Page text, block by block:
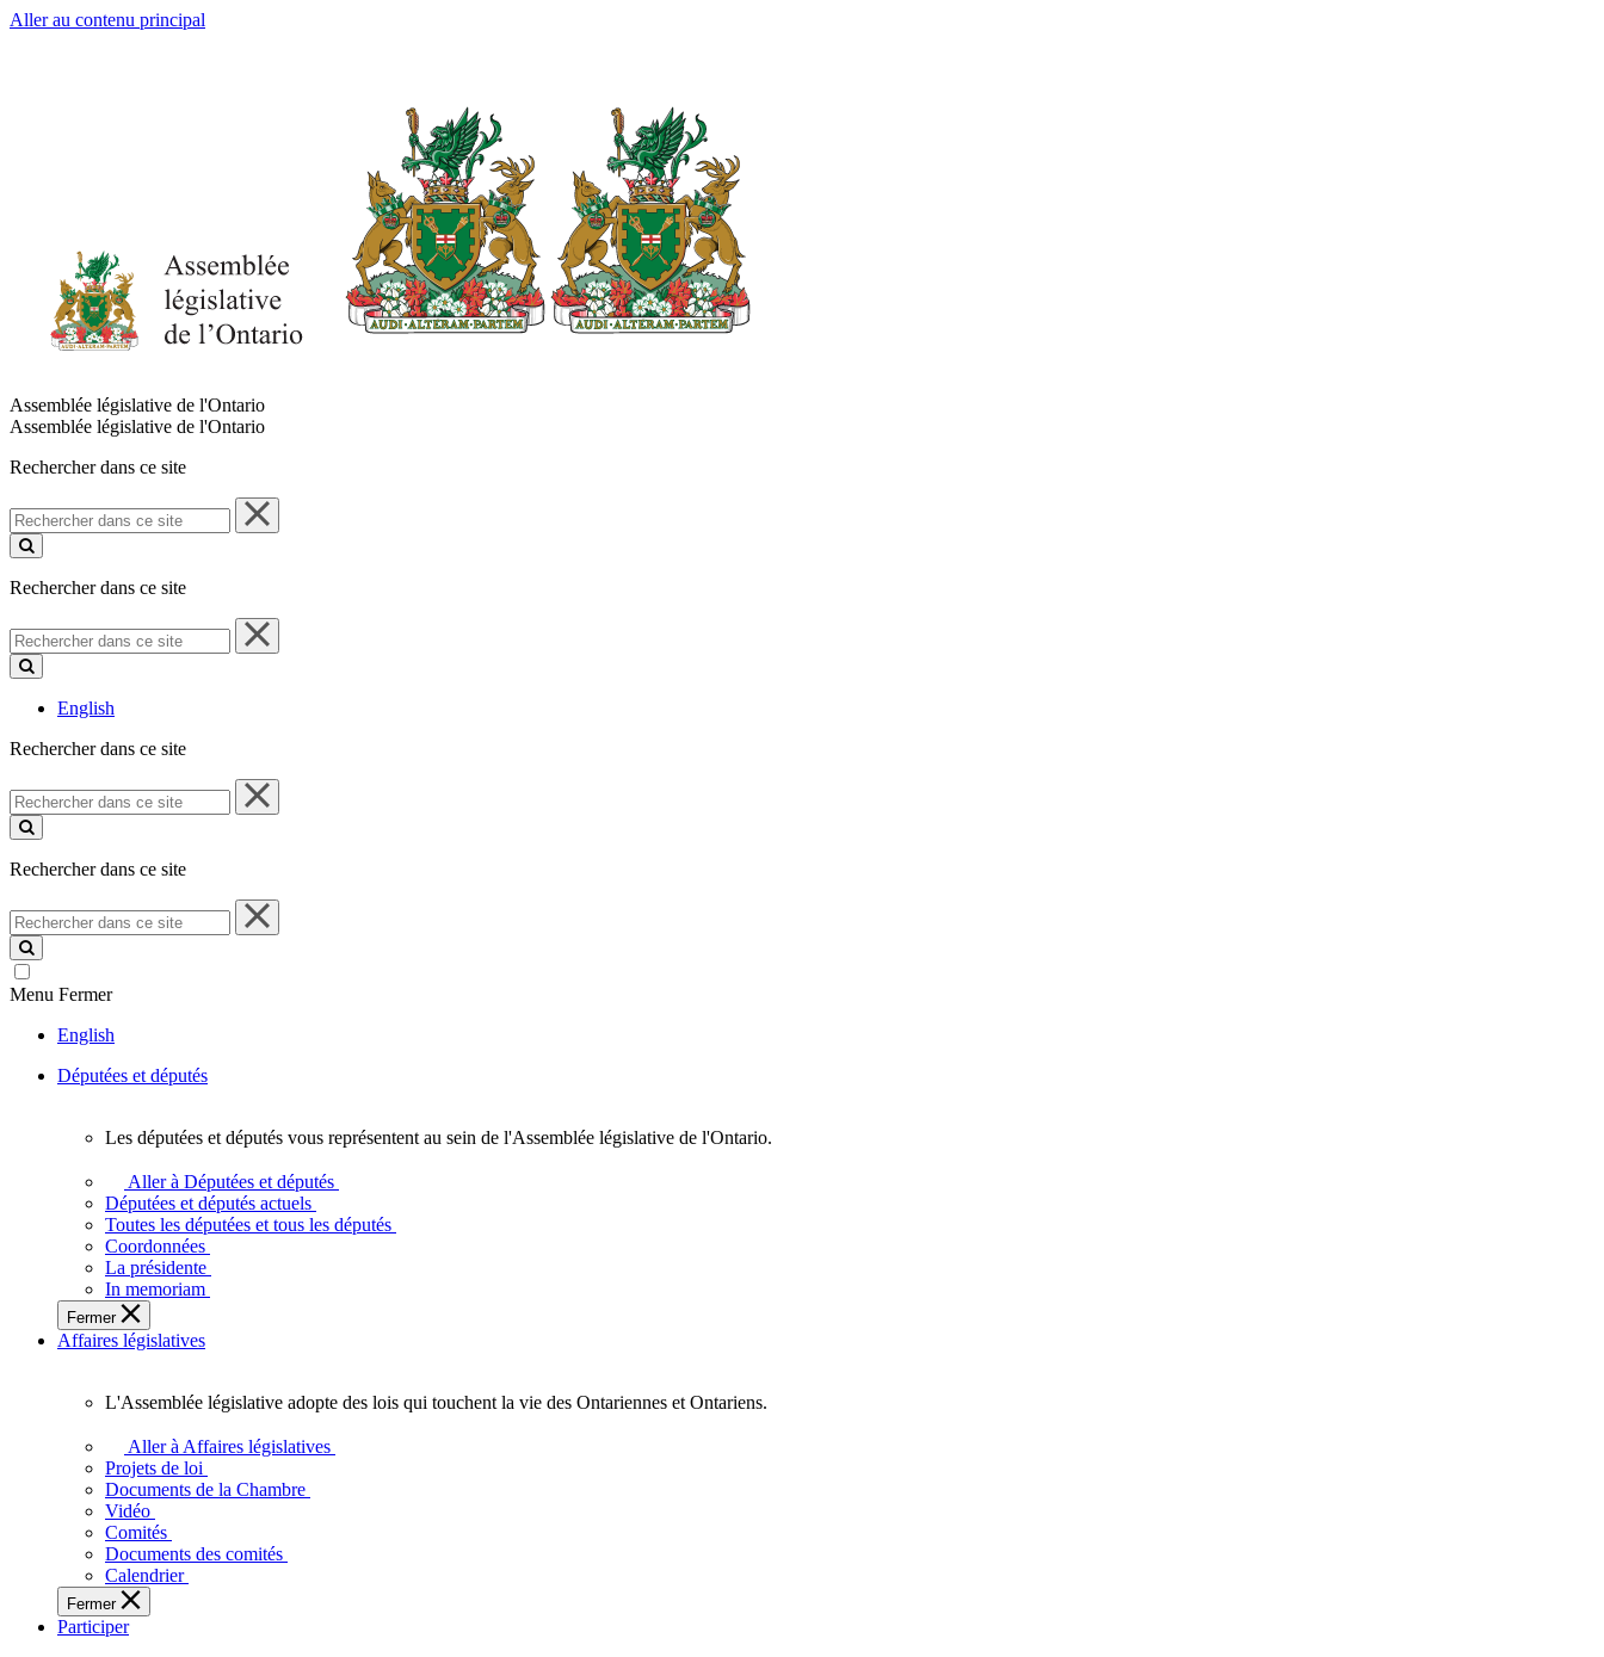
Aller au contenu principal
Assemblée législative de l'Ontario
Assemblée législative de l'Ontario
Rechercher dans ce site
Rechercher
dans
ce
Rechercher dans ce site
Rechercher
dans
ce
English
Rechercher dans ce site
Rechercher
dans
ce
Rechercher dans ce site
Rechercher
dans
ce
site
Menu Fermer
English
Députées et députés
députées
députés
vous
représentent
sein
de
l'Assemblée
l'Ontario.
Les députées et députés vous représentent au sein de l'Assemblée législative de l'Ontario.
Aller à Députées et députés
Députées et députés actuels
Toutes les députées et tous les députés
Coordonnées
La présidente
In memoriam
Fermer
Affaires législatives
législative
adopte
touchent
vie
des
Ontariennes
L'Assemblée législative adopte des lois qui touchent la vie des Ontariennes et Ontariens.
Aller à Affaires législatives
Projets de loi
Documents de la Chambre
Vidéo
Comités
Documents des comités
Calendrier
Fermer
Participer